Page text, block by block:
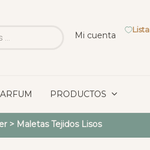
Mi cuenta
Lista
PRODUCTOS
> Maletas Tejidos Lisos